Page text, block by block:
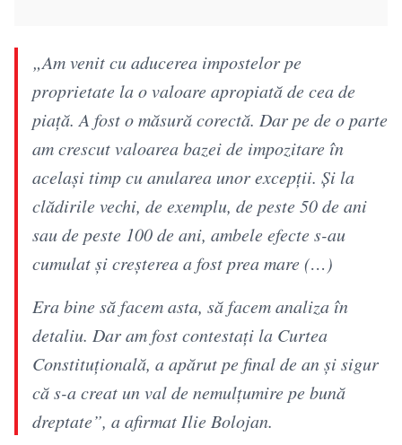
„Am venit cu aducerea impostelor pe
proprietate la o valoare apropiată de cea de
piață. A fost o măsură corectă. Dar pe de o parte
am crescut valoarea bazei de impozitare în
același timp cu anularea unor excepții. Și la
clădirile vechi, de exemplu, de peste 50 de ani
sau de peste 100 de ani, ambele efecte s-au
cumulat și creșterea a fost prea mare (…)
Era bine să facem asta, să facem analiza în
detaliu. Dar am fost contestați la Curtea
Constituțională, a apărut pe final de an și sigur
că s-a creat un val de nemulțumire pe bună
dreptate”, a afirmat Ilie Bolojan.